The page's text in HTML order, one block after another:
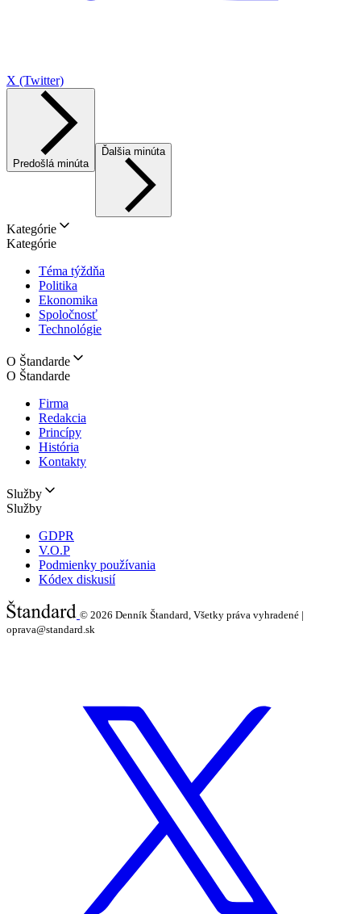
X (Twitter)
Predošlá minúta
Ďalšia minúta
Kategórie
Kategórie
Téma týždňa
Politika
Ekonomika
Spoločnosť
Technológie
O Štandarde
O Štandarde
Firma
Redakcia
Princípy
História
Kontakty
Služby
Služby
GDPR
V.O.P
Podmienky používania
Kódex diskusií
© 2026 Denník Štandard, Všetky práva vyhradené |
oprava@standard.sk